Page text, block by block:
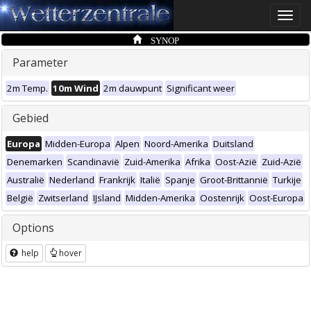
Toggle
SYNOP
Parameter
2m Temp. 10m Wind 2m dauwpunt Significant weer
Gebied
Europa Midden-Europa Alpen Noord-Amerika Duitsland
Denemarken Scandinavië Zuid-Amerika Afrika Oost-Azië Zuid-Azië
Australië Nederland Frankrijk Italië Spanje Groot-Brittannië Turkije
België Zwitserland IJsland Midden-Amerika Oostenrijk Oost-Europa
Options
help hover